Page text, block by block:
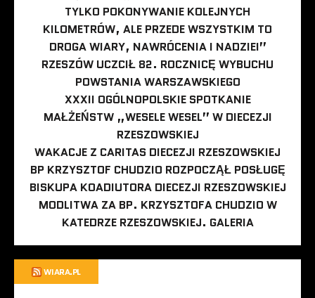
TYLKO POKONYWANIE KOLEJNYCH
KILOMETRÓW, ALE PRZEDE WSZYSTKIM TO
DROGA WIARY, NAWRÓCENIA I NADZIEI”
RZESZÓW UCZCIŁ 82. ROCZNICĘ WYBUCHU
POWSTANIA WARSZAWSKIEGO
XXXII OGÓLNOPOLSKIE SPOTKANIE
MAŁŻEŃSTW „WESELE WESEL” W DIECEZJI
RZESZOWSKIEJ
WAKACJE Z CARITAS DIECEZJI RZESZOWSKIEJ
BP KRZYSZTOF CHUDZIO ROZPOCZĄŁ POSŁUGĘ
BISKUPA KOADIUTORA DIECEZJI RZESZOWSKIEJ
MODLITWA ZA BP. KRZYSZTOFA CHUDZIO W
KATEDRZE RZESZOWSKIEJ. GALERIA
WIARA.PL